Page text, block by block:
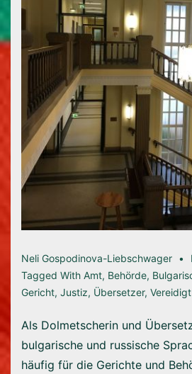
Neli Gospodinova-Liebschwager
Tagged With Amt, Behörde,
Gericht, Justiz, Übersetzer, Vereidigt
Als Dolmetscherin und
bulgarische und russische
häufig für die Gerichte und